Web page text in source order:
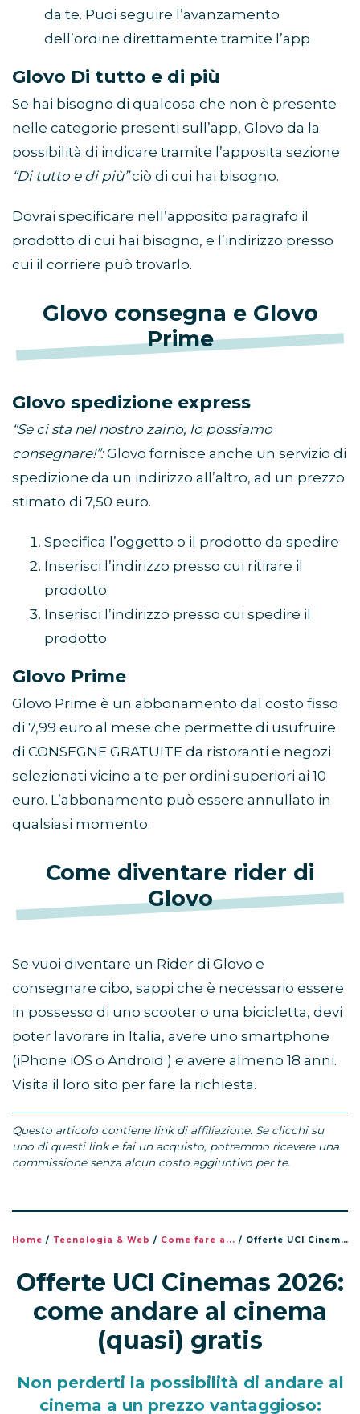
da te. Puoi seguire l’avanzamento
dell’ordine direttamente tramite l’app
Glovo Di tutto e di più
Se hai bisogno di qualcosa che non è presente
nelle categorie presenti sull’app, Glovo da la
possibilità di indicare tramite l’apposita sezione
“Di tutto e di più”ciò di cui hai bisogno.
Dovrai specificare nell’apposito paragrafo il
prodotto di cui hai bisogno, e l’indirizzo presso
cui il corriere può trovarlo.
Glovo consegna e Glovo
Prime
Glovo spedizione express
“Se ci sta nel nostro zaino, lo possiamo
consegnare!”:Glovo fornisce anche un servizio di
spedizione da un indirizzo all’altro, ad un prezzo
stimato di 7,50 euro.
Specifica l’oggetto o il prodotto da spedire
Inserisci l’indirizzo presso cui ritirare il
prodotto
Inserisci l’indirizzo presso cui spedire il
prodotto
Glovo Prime
Glovo Prime è un abbonamento dal costo fisso
di 7,99 euro al mese che permette di usufruire
di CONSEGNE GRATUITE da ristoranti e negozi
selezionati vicino a te per ordini superiori ai 10
euro. L’abbonamento può essere annullato in
qualsiasi momento.
Come diventare rider di
Glovo
Se vuoi diventare un Rider di Glovo e
consegnare cibo, sappi che è necessario essere
in possesso di uno scooter o una bicicletta, devi
poter lavorare in Italia, avere uno smartphone
(iPhone iOS o Android ) e avere almeno 18 anni.
Visita il loro sito per fare la richiesta.
Questo articolo contiene link di affiliazione. Se clicchi su
uno di questi link e fai un acquisto, potremmo ricevere una
commissione senza alcun costo aggiuntivo per te.
Home / Tecnologia & Web / Come fare a... / Offerte UCI Cinemas 2026: come andare al cinema (quasi) gratis
Offerte UCI Cinemas 2026:
come andare al cinema
(quasi) gratis
Non perderti la possibilità di andare al
cinema a un prezzo vantaggioso: